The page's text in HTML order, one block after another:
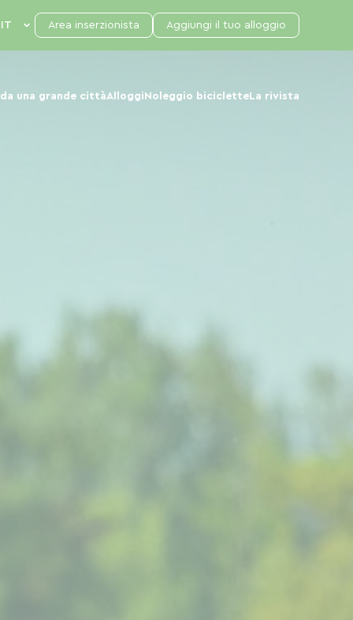
una grande cittàAlloggi Noleggio biciclette La rivista
Area inserzionista Aggiungi il tuo alloggio